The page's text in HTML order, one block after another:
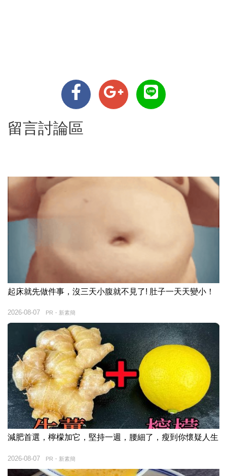
留言討論區
起床就先做件事，沒三天小腹就不見了! 肚子一天天變小！
PR・新素簡
2026-08-07
減肥首選，檸檬加它，堅持一週，腰細了，瘦到你懷疑人生
PR・新素簡
2026-08-07